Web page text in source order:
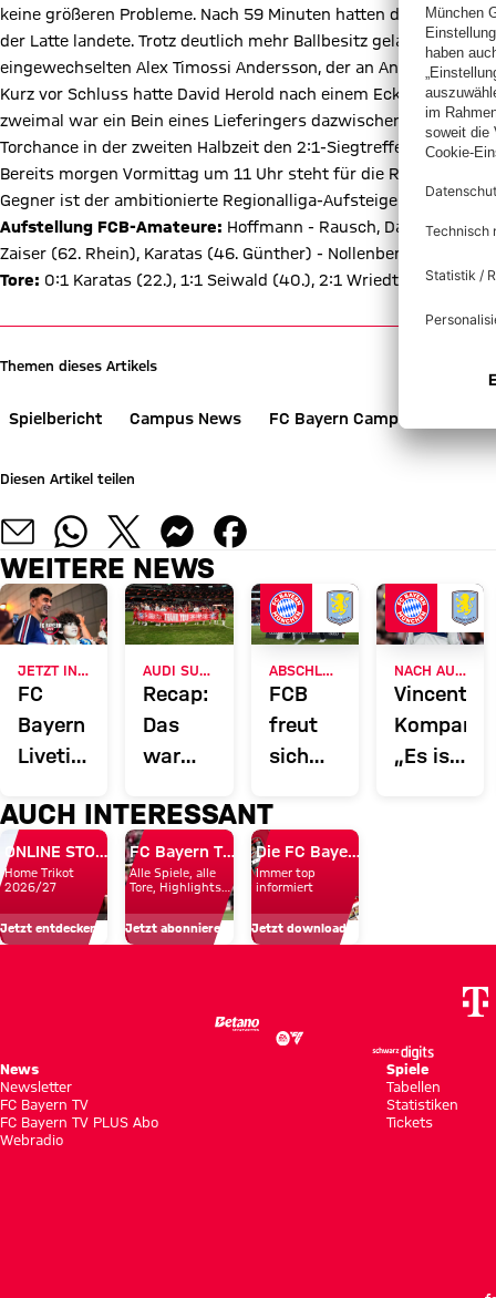
keine größeren Probleme. Nach 59 Minuten hatten die Bayern-
der Latte landete. Trotz deutlich mehr Ballbesitz gelang es den
eingewechselten Alex Timossi Andersson, der an Antosch
Kurz vor Schluss hatte David Herold nach einem Eckball noch
zweimal war ein Bein eines Lieferingers dazwischen. In der
Torchance in der zweiten Halbzeit den 2:1-Siegtreffer.
Bereits morgen Vormittag um 11 Uhr steht für die Reserve des
Gegner ist der ambitionierte Regionalliga-Aufsteiger Türkgücü
Aufstellung FCB-Amateure: Hoffmann - Rausch, Daniliuc,
Zaiser (62. Rhein), Karatas (46. Günther) - Nollenberger (75.
Tore: 0:1 Karatas (22.), 1:1 Seiwald (40.), 2:1 Wriedt (89.)
Themen dieses Artikels
Spielbericht Campus News FC Bayern Campus
Diesen Artikel teilen
WEITERE NEWS
FC
Bayern
Liveticker:
Infos
rund
um
unsere
Profis
Recap:
Das
war
Freitag
des FC
Bayern
in
Hongkong
FCB
freut
sich
Rekord-
Reichweite
und
Fan-
Vincent
Kompany:
„Es ist
AUCH INTERESSANT
ONLINE STORE
Home Trikot
2026/27
Jetzt entdecken
FC Bayern TV PLUS
Alle Spiele, alle
Tore, Highlights
Jetzt abonnieren!
Die FC Bayern Apps
Immer top
informiert
Jetzt downloaden!
News
Newsletter
FC Bayern TV
FC Bayern TV PLUS Abo
Webradio
Spiele
Tabellen
Statistiken
Tickets